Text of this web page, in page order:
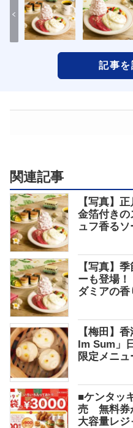
記事を
関連記事
【写真】
金箔付き
ュフ香るソ
【写真】
ーも登場
ダミアの香
【梅田】
Im Sum」
限定メニュ
■ケンタッ
売 無料券
大容量レジ